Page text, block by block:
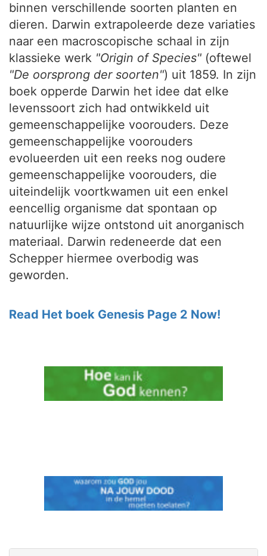
binnen verschillende soorten planten en
dieren. Darwin extrapoleerde deze variaties
naar een macroscopische schaal in zijn
klassieke werk "Origin of Species" (oftewel
"De oorsprong der soorten") uit 1859. In zijn
boek opperde Darwin het idee dat elke
levenssoort zich had ontwikkeld uit
gemeenschappelijke voorouders. Deze
gemeenschappelijke voorouders
evolueerden uit een reeks nog oudere
gemeenschappelijke voorouders, die
uiteindelijk voortkwamen uit een enkel
eencellig organisme dat spontaan op
natuurlijke wijze ontstond uit anorganisch
materiaal. Darwin redeneerde dat een
Schepper hiermee overbodig was
geworden.
Read Het boek Genesis Page 2 Now!